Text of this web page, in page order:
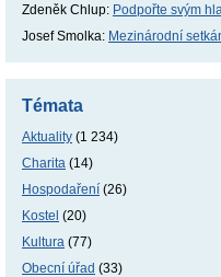
Zdeněk Chlup: Podpořte svým
Josef Smolka: Mezinárodní
Témata
Aktuality (1 234)
Charita (14)
Hospodaření (26)
Kostel (20)
Kultura (77)
Obecní úřad (33)